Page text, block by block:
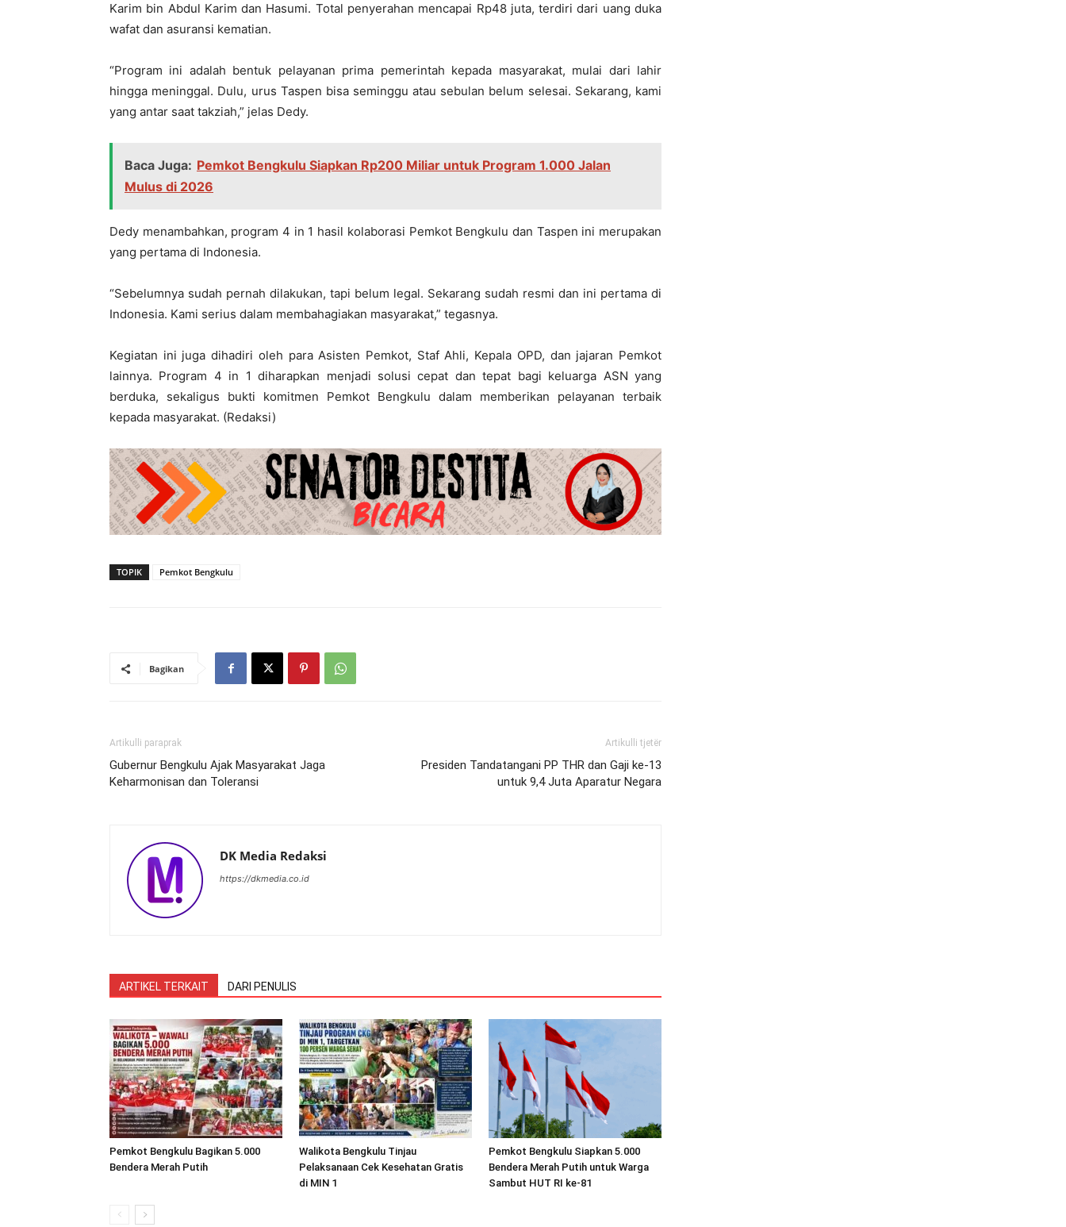
Karim bin Abdul Karim dan Hasumi. Total penyerahan mencapai Rp48 juta, terdiri dari uang duka
wafat dan asuransi kematian.
“Program ini adalah bentuk pelayanan prima pemerintah kepada masyarakat, mulai dari lahir
hingga meninggal. Dulu, urus Taspen bisa seminggu atau sebulan belum selesai. Sekarang, kami
yang antar saat takziah,” jelas Dedy.
Baca Juga: Pemkot Bengkulu Siapkan Rp200 Miliar untuk Program 1.000 Jalan
Mulus di 2026
Dedy menambahkan, program 4 in 1 hasil kolaborasi Pemkot Bengkulu dan Taspen ini merupakan
yang pertama di Indonesia.
“Sebelumnya sudah pernah dilakukan, tapi belum legal. Sekarang sudah resmi dan ini pertama di
Indonesia. Kami serius dalam membahagiakan masyarakat,” tegasnya.
Kegiatan ini juga dihadiri oleh para Asisten Pemkot, Staf Ahli, Kepala OPD, dan jajaran Pemkot
lainnya. Program 4 in 1 diharapkan menjadi solusi cepat dan tepat bagi keluarga ASN yang
berduka, sekaligus bukti komitmen Pemkot Bengkulu dalam memberikan pelayanan terbaik
kepada masyarakat. (Redaksi)
TOPIK Pemkot Bengkulu
Bagikan
Artikulli paraprak
Gubernur Bengkulu Ajak Masyarakat Jaga
Keharmonisan dan Toleransi
Artikulli tjetër
Presiden Tandatangani PP THR dan Gaji ke-13
untuk 9,4 Juta Aparatur Negara
DK Media Redaksi
https://dkmedia.co.id
ARTIKEL TERKAIT DARI PENULIS
Pemkot Bengkulu Bagikan 5.000
Bendera Merah Putih
Walikota Bengkulu Tinjau
Pelaksanaan Cek Kesehatan Gratis
di MIN 1
Pemkot Bengkulu Siapkan 5.000
Bendera Merah Putih untuk Warga
Sambut HUT RI ke-81